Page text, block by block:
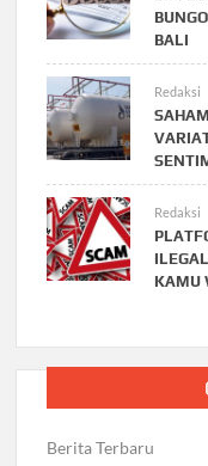
BALI
Redaksi
Redaksi
KAMU
Berita Terbaru